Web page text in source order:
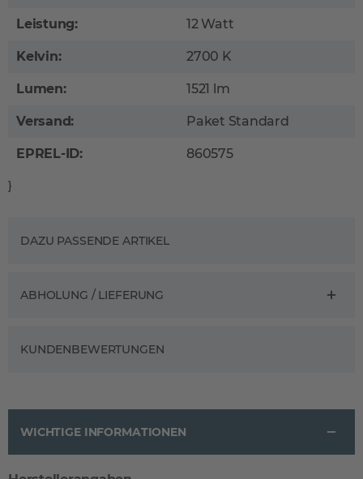
Leistung: 12 Watt
Kelvin: 2700 K
Lumen: 1521 lm
Versand: Paket Standard
EPREL-ID: 860575
}
DAZU PASSENDE ARTIKEL
ABHOLUNG / LIEFERUNG
KUNDENBEWERTUNGEN
WICHTIGE INFORMATIONEN